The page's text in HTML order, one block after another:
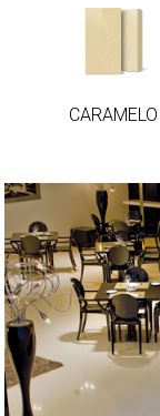
CARAMELO